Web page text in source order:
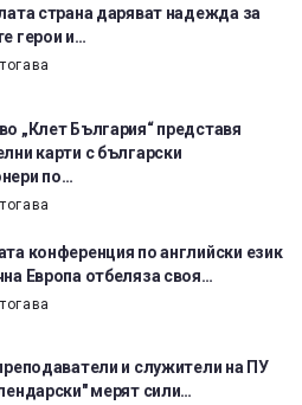
страна даряват надежда за
герои и…
„Клет България“ представя
карти с български
по…
конференция по английски език
Европа отбеляза своя…
и служители на ПУ
мерят сили…